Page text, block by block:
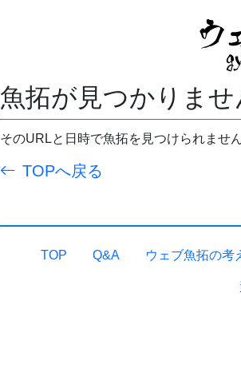
魚拓が見つかりませ
そのURLと日時で魚拓を見つけられません
TOPへ戻る
TOP Q&A ウェブ魚拓の考